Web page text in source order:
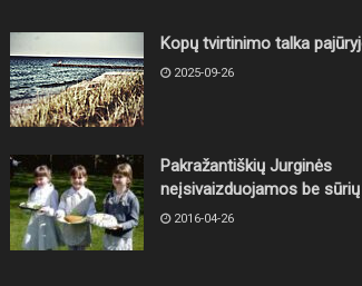
Kopų tvirtinimo talka
2025-09-26
Pakražantiškių Jurginės
neįsivaizduojamos be sūrių
2016-04-26